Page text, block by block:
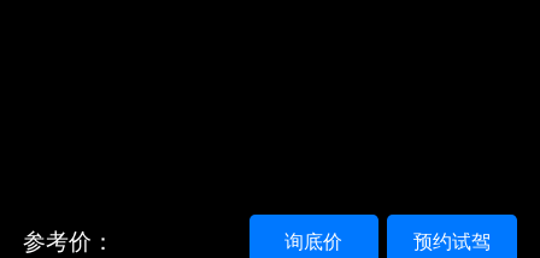
参考价： 预约试驾
询底价